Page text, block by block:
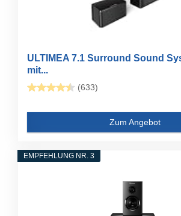
ULTIMEA 7.1 Surround Sound
mit...
(633)
Zum Angebot
EMPFEHLUNG NR. 3